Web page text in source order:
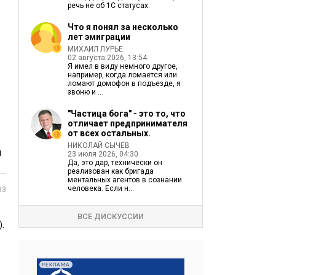
речь не об 1С статусах.
Что я понял за несколько
лет эмиграции
МИХАИЛ ЛУРЬЕ
02 августа 2026, 13:54
Я имел в виду немного другое,
например, когда ломается или
ломают домофон в подъезде, я
звоню и ...
"Частица бога" - это то, что
отличает предпринимателя
от всех остальных.
НИКОЛАЙ СЫЧЕВ
23 июля 2026, 04:30
Да, это дар, технически он
реализован как бригада
ментальных агентов в сознании
человека. Если н...
ВСЕ ДИСКУССИИ
РЕКЛАМА